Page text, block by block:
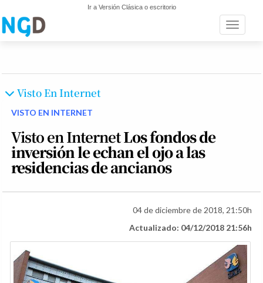
Ir a Versión Clásica o escritorio
Toggle
Visto En Internet
VISTO EN INTERNET
Visto en InternetLos fondos de
inversión le echan el ojo a las
residencias de ancianos
04 de diciembre de 2018, 21:50h
Actualizado: 04/12/2018 21:56h